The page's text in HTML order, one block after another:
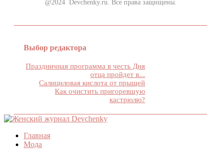
@2024 Devchenky.ru. Все права защищены.
Выбор редактора
Праздничная программа в честь Дня
отца пройдет в...
Салициловая кислота от прыщей
Как очистить пригоревшую
кастрюлю?
Главная
Мода